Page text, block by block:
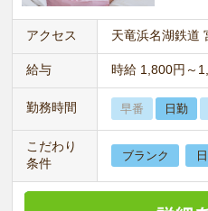
アクセス 天竜浜名湖鉄道
給与 時給 1,800円～
勤務時間 早番 日勤
こだわり
条件
ブランク